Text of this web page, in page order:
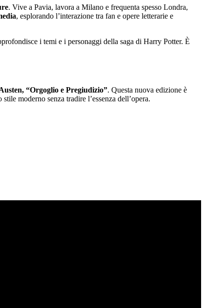
. Vive a Pavia, lavora a Milano e frequenta spesso Londra,
, esplorando l’interazione tra fan e opere letterarie e
i temi e i personaggi della saga di Harry Potter. È
“Orgoglio e Pregiudizio”. Questa nuova edizione è
moderno senza tradire l’essenza dell’opera.